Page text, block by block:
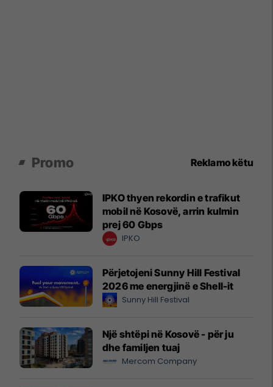
Promo Reklamo këtu
IPKO thyen rekordin e trafikut
mobil në Kosovë, arrin kulmin
prej 60 Gbps
IPKO
Përjetojeni Sunny Hill Festival
2026 me energjinë e Shell-it
Sunny Hill Festival
Një shtëpi në Kosovë - për ju
dhe familjen tuaj
Mercom Company